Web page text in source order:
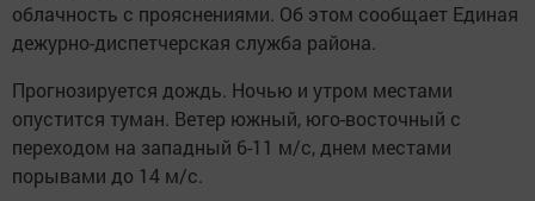
облачность с прояснениями. Об этом сообщает Единая
дежурно-диспетчерская служба района.
Прогнозируется дождь. Ночью и утром местами
опустится туман. Ветер южный, юго-восточный с
переходом на западный 6-11 м/с, днем местами
порывами до 14 м/с.